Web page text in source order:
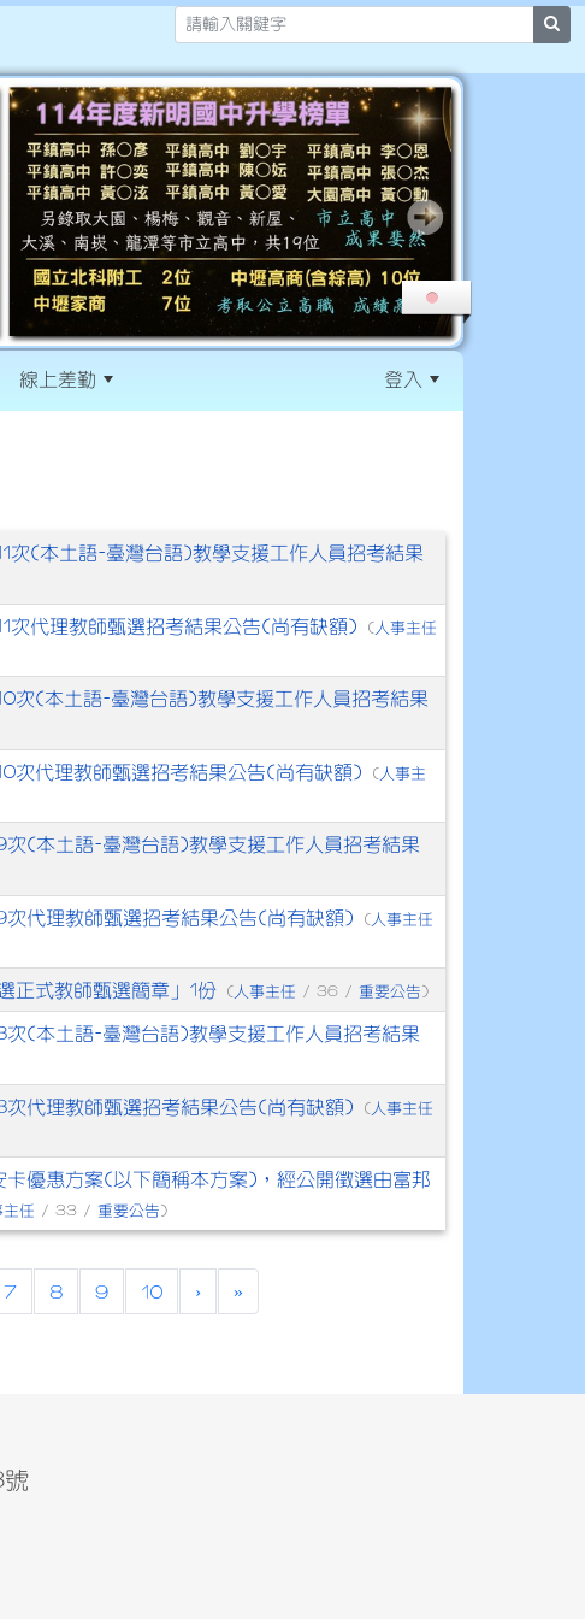
線上差勤 登入
次(本土語-臺灣台語)教學支援工作人員招考結果
次代理教師甄選招考結果公告(尚有缺額) ( 人事主任
次(本土語-臺灣台語)教學支援工作人員招考結果
次代理教師甄選招考結果公告(尚有缺額) ( 人事主
次(本土語-臺灣台語)教學支援工作人員招考結果
次代理教師甄選招考結果公告(尚有缺額) ( 人事主任
正式教師甄選簡章」1份 ( 人事主任 / 36 / 重要公告 )
次(本土語-臺灣台語)教學支援工作人員招考結果
次代理教師甄選招考結果公告(尚有缺額) ( 人事主任
卡優惠方案(以下簡稱本方案)，經公開徵選由富邦
主任 / 33 /重要公告 )
7 8 9 10 › »